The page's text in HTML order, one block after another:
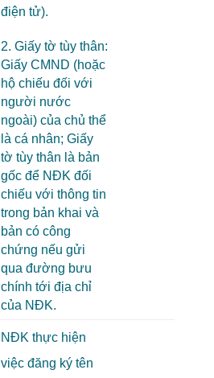
điện tử).
2. Giấy tờ tùy thân:
Giấy CMND (hoặc
hộ chiếu đối với
người nước
ngoài) của chủ thể
là cá nhân; Giấy
tờ tùy thân là bản
gốc để NĐK đối
chiếu với thông tin
trong bản khai và
bản có công
chứng nếu gửi
qua đường bưu
chính tới địa chỉ
của NĐK.
NĐK thực hiện
việc đăng ký tên